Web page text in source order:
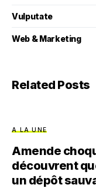
Vulputate
Web & Marketing
Related Posts
A LA UNE
Amende
découvrent
un dépôt